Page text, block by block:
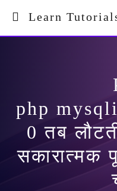
Learn
php mysqli
0 तब
सकारात्मक